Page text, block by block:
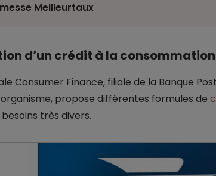
Meilleurtaux
d’un crédit à la consommation
Consumer Finance, filiale de la Banque
propose différentes formules de
très divers.